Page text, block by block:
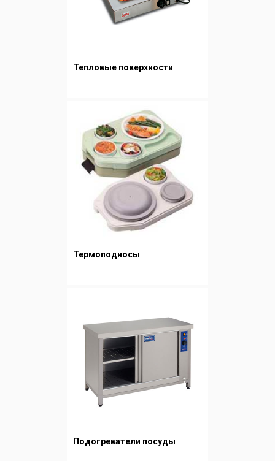
Тепловые поверхности
Термоподносы
Подогреватели посуды